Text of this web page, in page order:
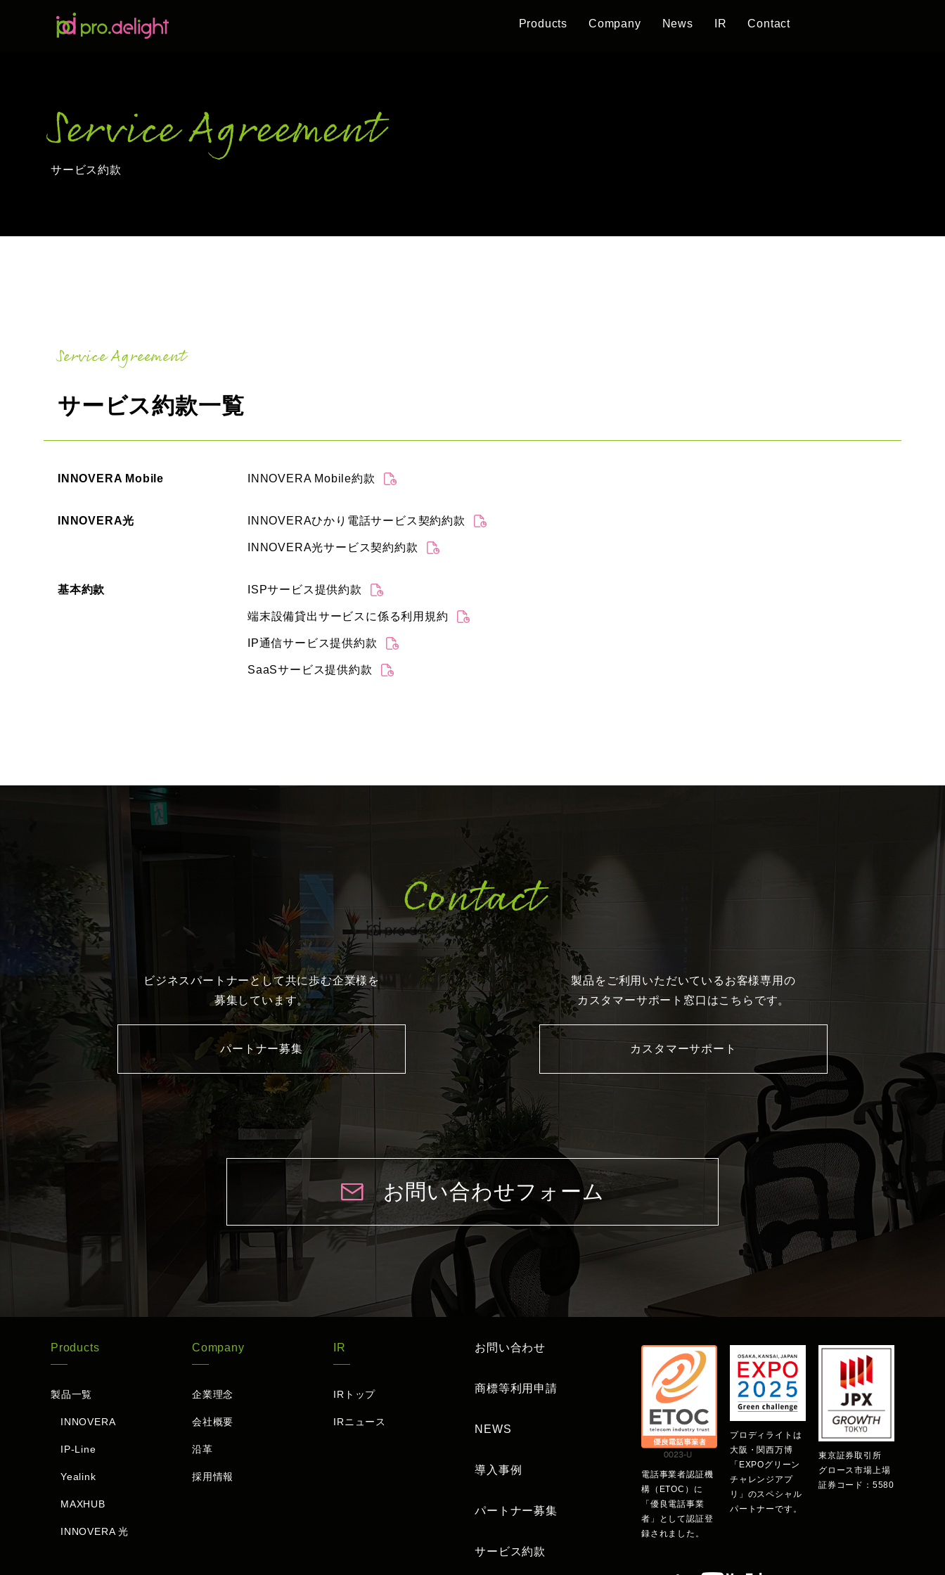
Products Company News IR Contact
Service Agreement
サービス約款
Service Agreement
サービス約款一覧
INNOVERA Mobile INNOVERA Mobile約款
INNOVERA光 INNOVERAひかり電話サービス契約約款
INNOVERA光サービス契約約款
基本約款 ISPサービス提供約款
端末設備貸出サービスに係る利用規約
IP通信サービス提供約款
SaaSサービス提供約款
Contact
ビジネスパートナーとして共に歩む企業様を
募集しています。
パートナー募集
製品をご利用いただいているお客様専用の
カスタマーサポート窓口はこちらです。
カスタマーサポート
お問い合わせフォーム
Products
製品一覧
INNOVERA
IP-Line
Yealink
MAXHUB
INNOVERA 光
Company
企業理念
会社概要
沿革
採用情報
IR
IRトップ
IRニュース
お問い合わせ
商標等利用申請
NEWS
導入事例
パートナー募集
サービス約款
電話事業者認証機
構（ETOC）に
「優良電話事業
者」として認証登
録されました。
プロディライトは
大阪・関西万博
「EXPOグリーン
チャレンジアプ
リ」のスペシャル
パートナーです。
東京証券取引所
グロース市場上場
証券コード：5580